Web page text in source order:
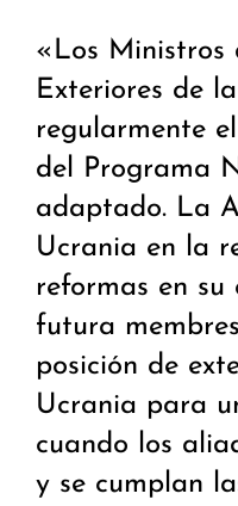
«Los Ministros
Exteriores de
regularmente
del Programa
adaptado. La
Ucrania en la
reformas en
futura
posición de
Ucrania para
cuando los
y se cumplan